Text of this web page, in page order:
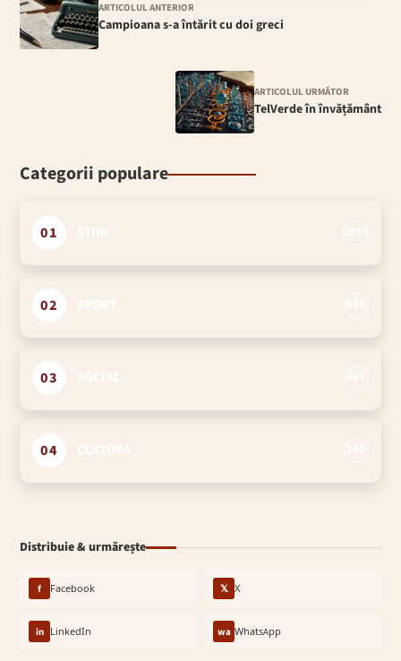
ARTICOLUL ANTERIOR
Campioana s-a întărit cu doi greci
ARTICOLUL URMĂTOR
TelVerde în învățământ
Categorii populare
01
02
03
04
Distribuie & urmărește
f Facebook 𝕏 X
in LinkedIn wa WhatsApp